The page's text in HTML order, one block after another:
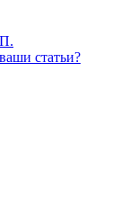
статьи?